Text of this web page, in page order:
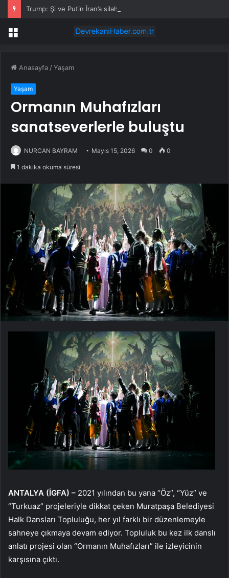
Trump: Şi ve Putin İran’a silah satmayacaklarını söyledi
Menü
Anasayfa /Yaşam
Yaşam
Ormanın Muhafızları
sanatseverlerle buluştu
NURCAN BAYRAM Mayıs 15, 2026 0 0
1 dakika okuma süresi
ANTALYA (İGFA) – 2021 yılından bu yana “Öz”, “Yüz” ve
“Turkuaz” projeleriyle dikkat çeken Muratpaşa Belediyesi
Halk Dansları Topluluğu, her yıl farklı bir düzenlemeyle
sahneye çıkmaya devam ediyor. Topluluk bu kez ilk danslı
anlatı projesi olan “Ormanın Muhafızları” ile izleyicinin
karşısına çıktı.